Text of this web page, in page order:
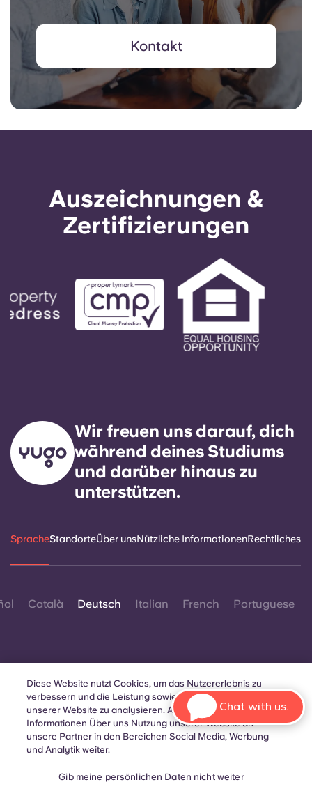
Kontakt
Auszeichnungen &
Zertifizierungen
Wir freuen uns darauf, dich
während deines Studiums
und darüber hinaus zu
unterstützen.
SpracheStandorteÜber unsNützliche InformationenRechtliches
Català Deutsch Italian French Portuguese
Kontakt
ein bestimmtes Geschlecht beziehen, gelten diese für alle,
Diese Website nutzt Cookies, um das Nutzererlebnis zu
verbessern und die Leistung sowie den Traffic auf
unserer Website zu analysieren. Außerdem geben wir
Informationen Über uns Nutzung unserer Website an
unsere Partner in den Bereichen Social Media, Werbung
und Analytik weiter.
Gib meine persönlichen Daten nicht weiter
Chat with us.